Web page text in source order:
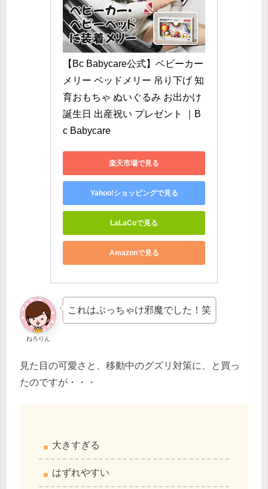
【Bc Babycare公式】ベビーカー
メリー ベッドメリー 吊り下げ 知
育おもちゃ ぬいぐるみ お出かけ
誕生日 出産祝い プレゼント ｜B
c Babycare
楽天市場で見る
Yahoo!ショッピングで見る
LaLaCoで見る
Amazonで見る
ねろりん
これはぶっちゃけ邪魔でした！笑
見た目の可愛さと、移動中のグズリ対策に、と買っ
たのですが・・・
大きすぎる
はずれやすい